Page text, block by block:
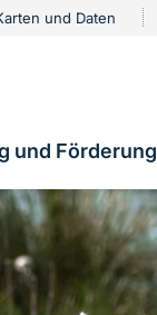
und Daten
und Förderung